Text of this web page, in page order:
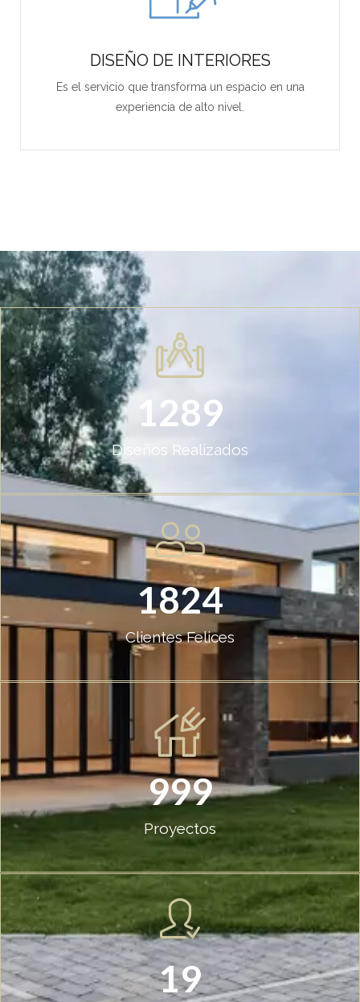
DISEÑO DE INTERIORES
Es el servicio que transforma un espacio en una
experiencia de alto nivel.
Diseños Realizados
1289
Clientes Felices
1824
Proyectos
999
19